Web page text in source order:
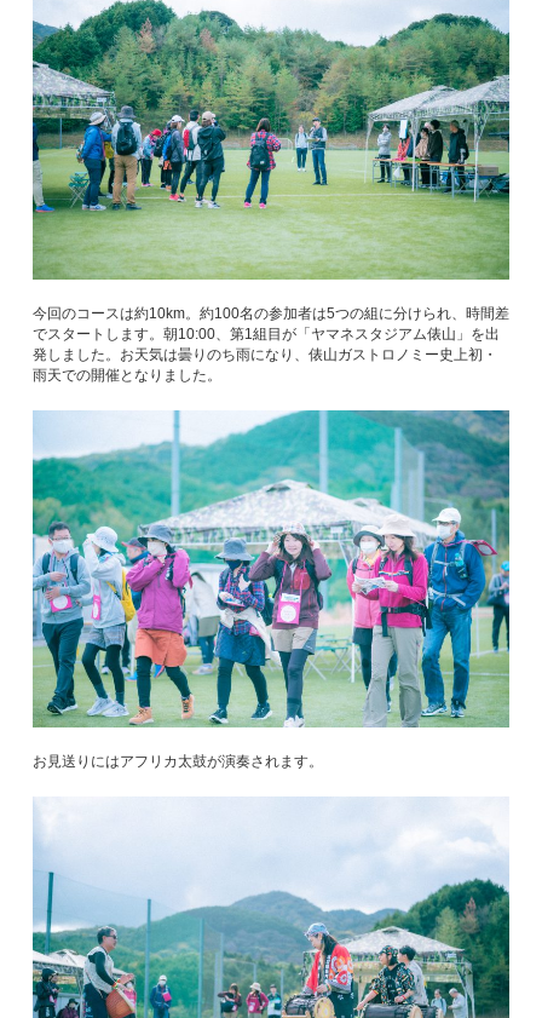
今回のコースは約10km。約100名の参加者は5つの組に分けられ、時間差
でスタートします。朝10:00、第1組目が「ヤマネスタジアム俵山」を出
発しました。お天気は曇りのち雨になり、俵山ガストロノミー史上初・
雨天での開催となりました。
お見送りにはアフリカ太鼓が演奏されます。